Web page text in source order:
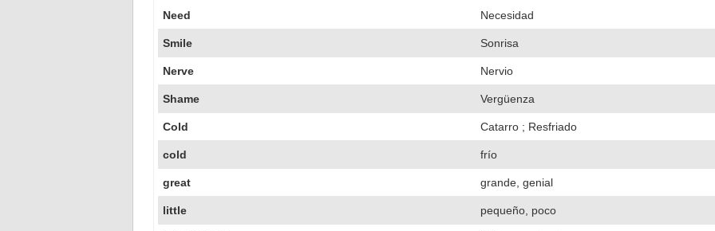
Need Necesidad
Smile Sonrisa
Nerve Nervio
Shame Vergüenza
Cold Catarro ; Resfriado
cold frío
great grande, genial
little pequeño, poco